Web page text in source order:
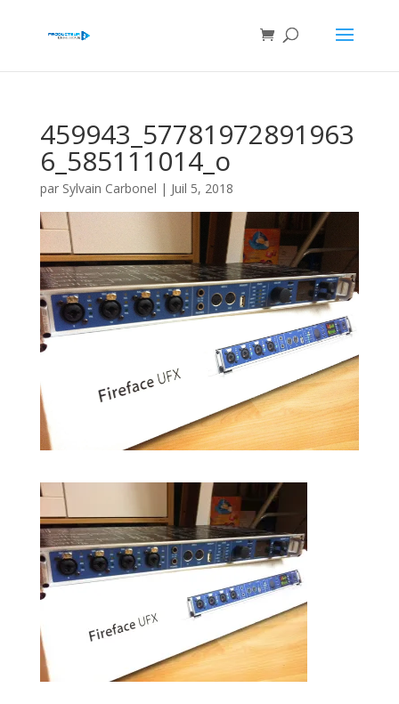
459943_57781972891963
6_585111014_o
par Sylvain Carbonel | Juil 5, 2018